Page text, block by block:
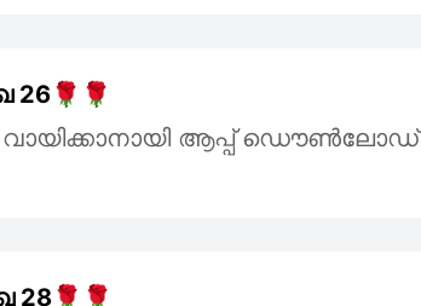
26🌹🌹
ആപ്പ് ഡൌൺലോഡ്
28🌹🌹